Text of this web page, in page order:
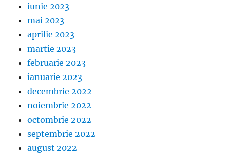
iunie 2023
mai 2023
aprilie 2023
martie 2023
februarie 2023
ianuarie 2023
decembrie 2022
noiembrie 2022
octombrie 2022
septembrie 2022
august 2022